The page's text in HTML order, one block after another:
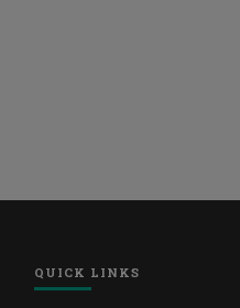
QUICK LINKS